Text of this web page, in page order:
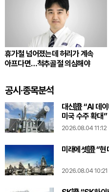
휴가철 넘어졌는데 허리가 계속
아프다면…척추골절 의심해야
공시·종목분석
대신證 “AI 데
미국 수주 확대”
2026.08.04 11:12
미래에셋證 “현
2026.08.04 10:21